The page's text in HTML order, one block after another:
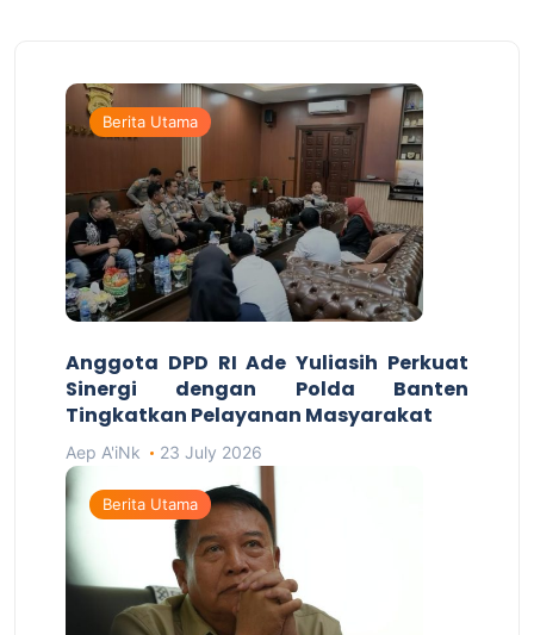
Berita Utama
Anggota DPD RI Ade Yuliasih Perkuat
Sinergi dengan Polda Banten
Tingkatkan Pelayanan Masyarakat
Aep A'iNk 23 July 2026
Berita Utama